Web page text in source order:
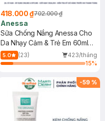
418.000 ₫702.000 ₫
Anessa
Sữa Chống Nắng Anessa Cho
Da Nhạy Cảm & Trẻ Em 60ml
(Mới)
5.0 (23)
423/tháng
15%
-59 %